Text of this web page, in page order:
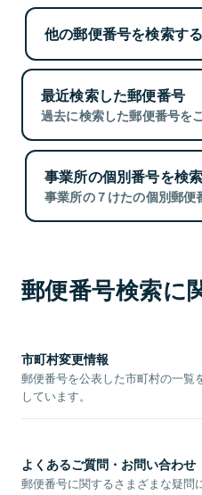
他の郵便番号を検索する
最近検索した郵便番号
過去に検索した郵便番号を
事業所の個別番号を検
事業所の７けたの個別郵便
郵便番号検索に
市町村変更情報
郵便番号を公表した市町村の一覧
しています。
よくあるご質問・お問い合わせ
郵便番号に関するさまざまな疑問